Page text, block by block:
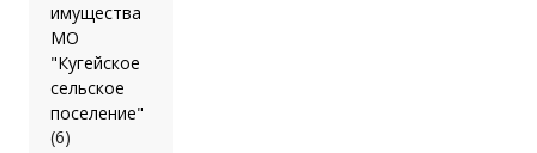
имущества
МО
"Кугейское
сельское
поселение"
(6)